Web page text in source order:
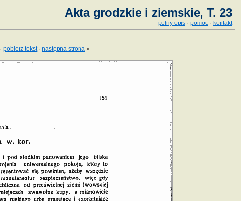
Akta grodzkie i ziemskie, T. 23
pełny opis · pomoc · kontakt
·pobierz tekst·następna strona »